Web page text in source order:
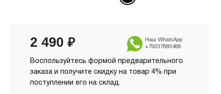
2 490 ₽
Воспользуйтесь формой предварительного
заказа и получите скидку на товар 4% при
поступлении его на склад.
Наш WhatsApp
+79037880488